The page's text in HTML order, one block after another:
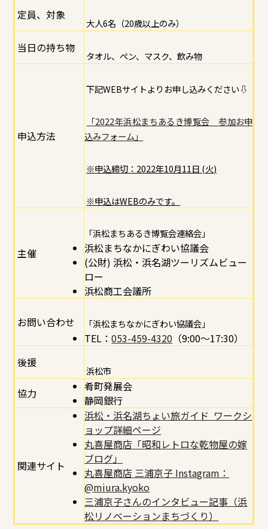
定員、対象
大人6名（20歳以上のみ）
当日の持ち物
タオル、ペン、マスク、飲み物
申込方法
下記WEBサイトよりお申し込みください⇩
「2022年浜松まちあるき博覧会 参加お申
込みフォーム」
※申込締切：2022年10月11日 (火)
※申込はWEBのみです。
主催
「浜松まちあるき博覧会連絡会」
浜松まちなかにぎわい協議会
(公財) 浜松・浜名湖ツーリズムビュー
ロー
浜松商工会議所
お問い合わせ 「浜松まちなかにぎわい協議会」
TEL：053-459-4320 （9:00～17:30）
後援
浜松市
協力
肴町発展会
静岡銀行
関連サイト
浜松・浜名湖ちょい旅ガイド ワークシ
ョップ詳細ページ
丸喜屋商店「昭和レトロな乾物屋の嫁
ブログ」
丸喜屋商店 三浦京子 Instagram：
@miura.kyoko
三浦京子さんのインタビュー記事（浜
松リノベーションまちづくり）